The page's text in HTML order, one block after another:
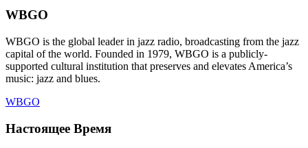
WBGO
WBGO is the global leader in jazz radio, broadcasting from the jazz
capital of the world. Founded in 1979, WBGO is a publicly-
supported cultural institution that preserves and elevates America’s
music: jazz and blues.
WBGO
Настоящее Время